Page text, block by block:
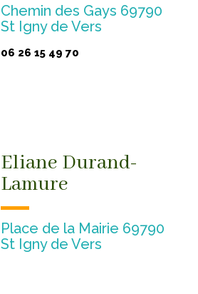
Chemin des Gays 69790
St Igny de Vers
06 26 15 49 70
Eliane Durand-
Lamure
Place de la Mairie 69790
St Igny de Vers